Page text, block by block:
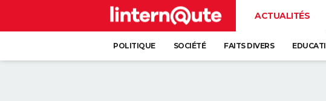
ACTUALITÉS
POLITIQUE SOCIÉTÉ FAITS DIVERS